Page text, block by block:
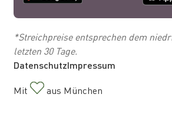
*Streichpreise entsprechen dem
letzten 30 Tage.
Mit aus München
DatenschutzImpressum